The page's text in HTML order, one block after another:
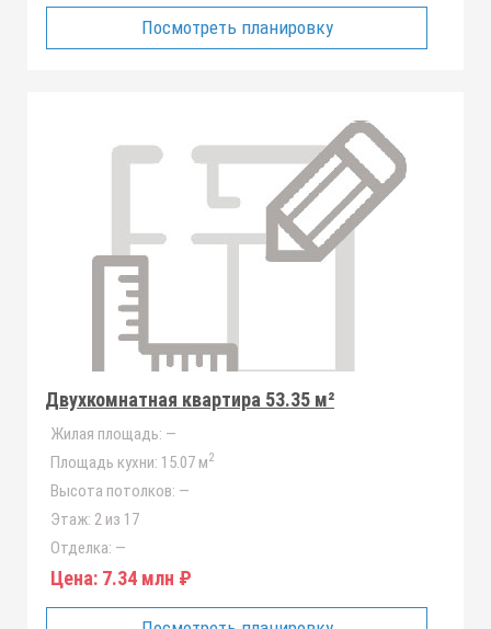
Посмотреть планировку
Двухкомнатная квартира 53.35 м²
Жилая площадь: —
Площадь кухни: 15.07 м2
Высота потолков: —
Этаж: 2 из 17
Отделка: —
Цена: 7.34 млн ₽